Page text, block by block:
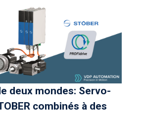
deux mondes: Servo-
combinés à des